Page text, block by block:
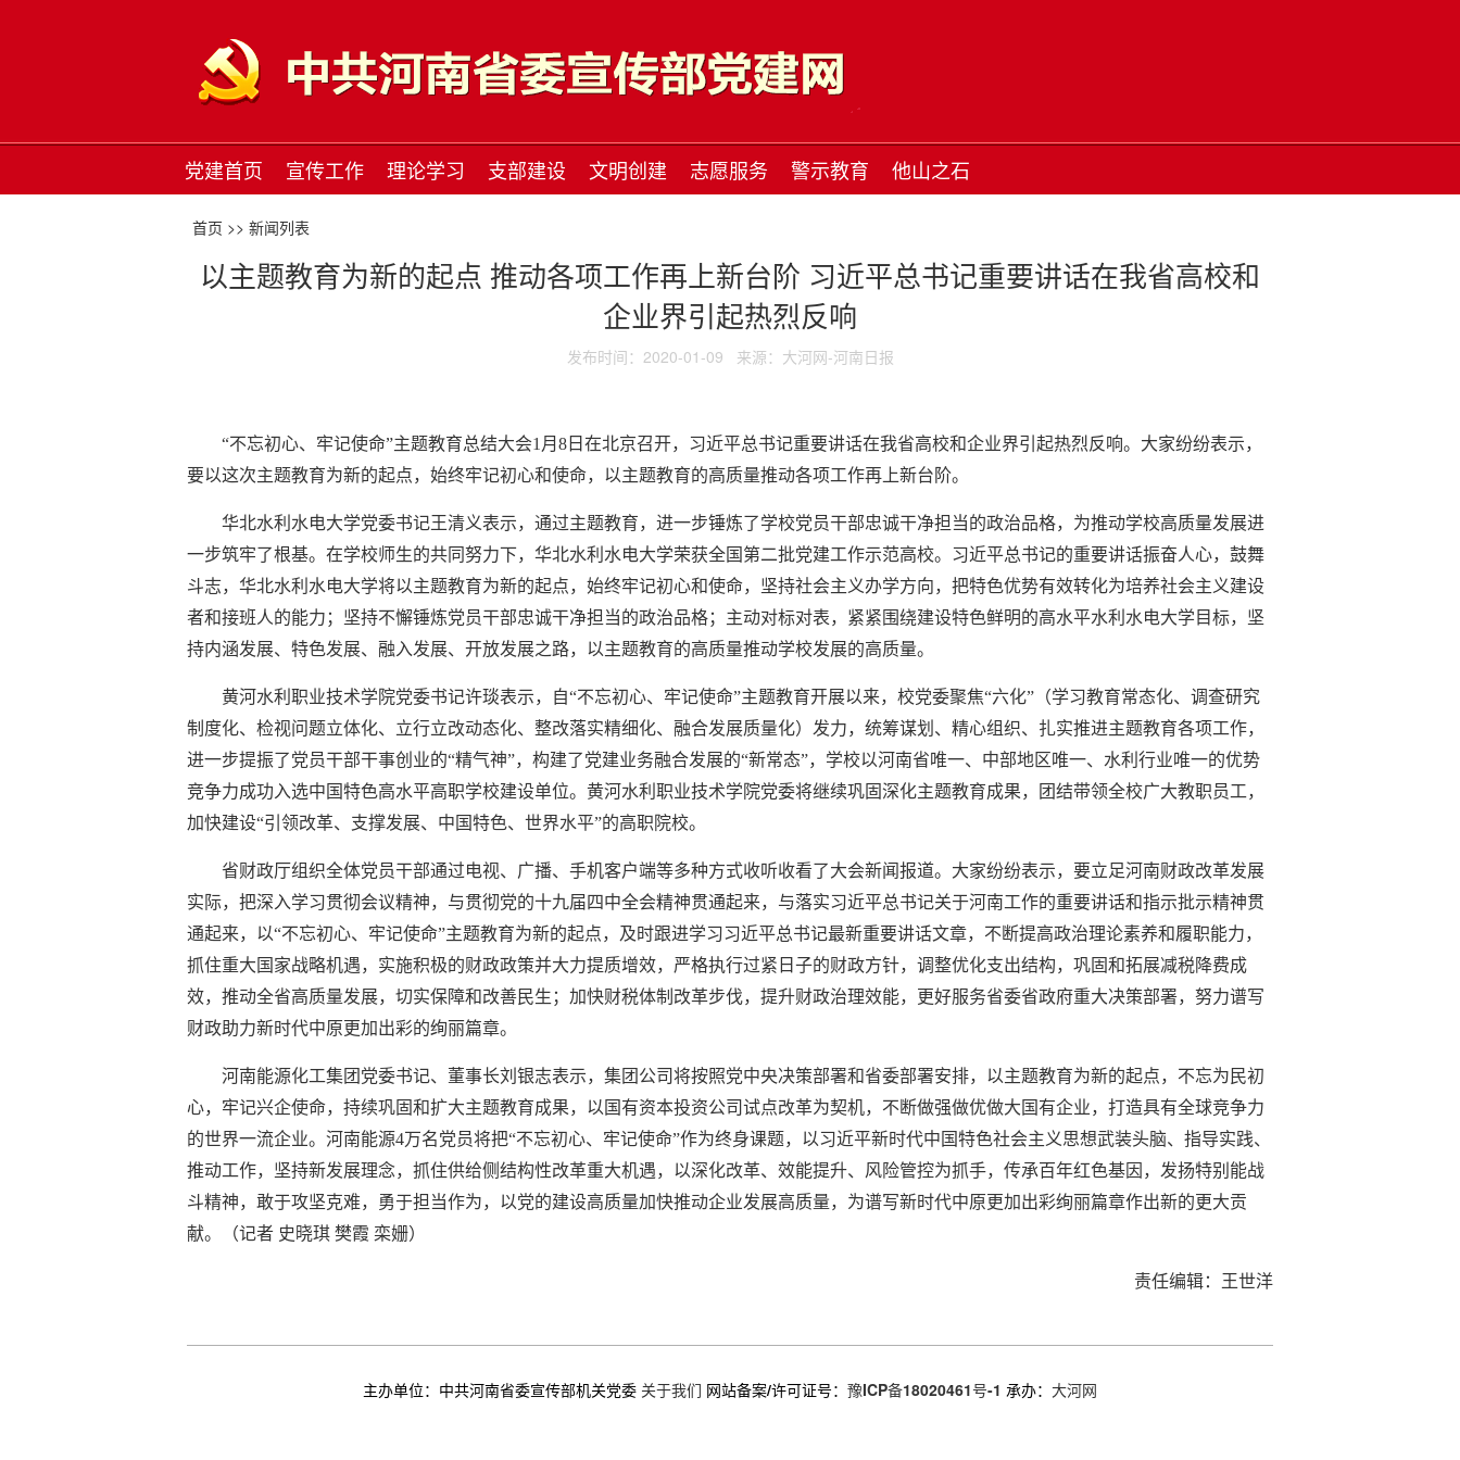
党建首页 宣传工作 理论学习 支部建设 文明创建 志愿服务 警示教育 他山之石
首页 >> 新闻列表
以主题教育为新的起点 推动各项工作再上新台阶 习近平总书记重要讲话在我省高校和
企业界引起热烈反响
发布时间：2020-01-09 来源：大河网-河南日报
“不忘初心、牢记使命”主题教育总结大会1月8日在北京召开，习近平总书记重要讲话在我省高校和企业界引起热烈反响。大家纷纷表示，
要以这次主题教育为新的起点，始终牢记初心和使命，以主题教育的高质量推动各项工作再上新台阶。
华北水利水电大学党委书记王清义表示，通过主题教育，进一步锤炼了学校党员干部忠诚干净担当的政治品格，为推动学校高质量发展进
一步筑牢了根基。在学校师生的共同努力下，华北水利水电大学荣获全国第二批党建工作示范高校。习近平总书记的重要讲话振奋人心，鼓舞
斗志，华北水利水电大学将以主题教育为新的起点，始终牢记初心和使命，坚持社会主义办学方向，把特色优势有效转化为培养社会主义建设
者和接班人的能力；坚持不懈锤炼党员干部忠诚干净担当的政治品格；主动对标对表，紧紧围绕建设特色鲜明的高水平水利水电大学目标，坚
持内涵发展、特色发展、融入发展、开放发展之路，以主题教育的高质量推动学校发展的高质量。
黄河水利职业技术学院党委书记许琰表示，自“不忘初心、牢记使命”主题教育开展以来，校党委聚焦“六化”（学习教育常态化、调查研究
制度化、检视问题立体化、立行立改动态化、整改落实精细化、融合发展质量化）发力，统筹谋划、精心组织、扎实推进主题教育各项工作，
进一步提振了党员干部干事创业的“精气神”，构建了党建业务融合发展的“新常态”，学校以河南省唯一、中部地区唯一、水利行业唯一的优势
竞争力成功入选中国特色高水平高职学校建设单位。黄河水利职业技术学院党委将继续巩固深化主题教育成果，团结带领全校广大教职员工，
加快建设“引领改革、支撑发展、中国特色、世界水平”的高职院校。
省财政厅组织全体党员干部通过电视、广播、手机客户端等多种方式收听收看了大会新闻报道。大家纷纷表示，要立足河南财政改革发展
实际，把深入学习贯彻会议精神，与贯彻党的十九届四中全会精神贯通起来，与落实习近平总书记关于河南工作的重要讲话和指示批示精神贯
通起来，以“不忘初心、牢记使命”主题教育为新的起点，及时跟进学习习近平总书记最新重要讲话文章，不断提高政治理论素养和履职能力，
抓住重大国家战略机遇，实施积极的财政政策并大力提质增效，严格执行过紧日子的财政方针，调整优化支出结构，巩固和拓展减税降费成
效，推动全省高质量发展，切实保障和改善民生；加快财税体制改革步伐，提升财政治理效能，更好服务省委省政府重大决策部署，努力谱写
财政助力新时代中原更加出彩的绚丽篇章。
河南能源化工集团党委书记、董事长刘银志表示，集团公司将按照党中央决策部署和省委部署安排，以主题教育为新的起点，不忘为民初
心，牢记兴企使命，持续巩固和扩大主题教育成果，以国有资本投资公司试点改革为契机，不断做强做优做大国有企业，打造具有全球竞争力
的世界一流企业。河南能源4万名党员将把“不忘初心、牢记使命”作为终身课题，以习近平新时代中国特色社会主义思想武装头脑、指导实践、
推动工作，坚持新发展理念，抓住供给侧结构性改革重大机遇，以深化改革、效能提升、风险管控为抓手，传承百年红色基因，发扬特别能战
斗精神，敢于攻坚克难，勇于担当作为，以党的建设高质量加快推动企业发展高质量，为谱写新时代中原更加出彩绚丽篇章作出新的更大贡
献。（记者 史晓琪 樊霞 栾姗）
责任编辑：王世洋
主办单位：中共河南省委宣传部机关党委 关于我们 网站备案/许可证号： 豫ICP备18020461号-1 承办： 大河网